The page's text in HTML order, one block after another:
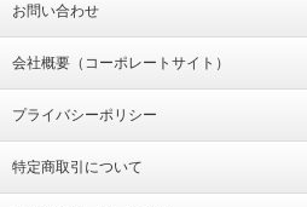
お問い合わせ
会社概要（コーポレートサイト）
プライバシーポリシー
特定商取引について